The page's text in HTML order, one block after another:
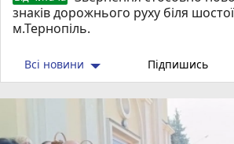
знаків дорожнього руху біля
м.Тернопіль.
Всі новини Підпишись